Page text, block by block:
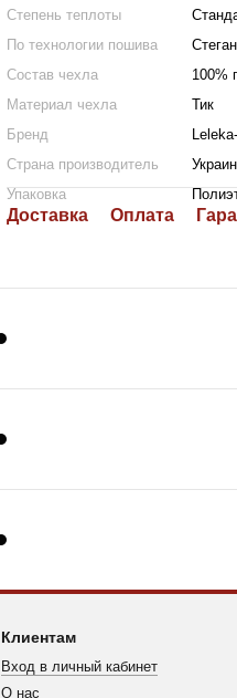
Степень теплоты
По технологии пошива
Состав чехла
100%
Материал чехла
Тик
Бренд
Страна производитель
Упаковка
Доставка Оплата
Клиентам
Вход в личный кабинет
О нас